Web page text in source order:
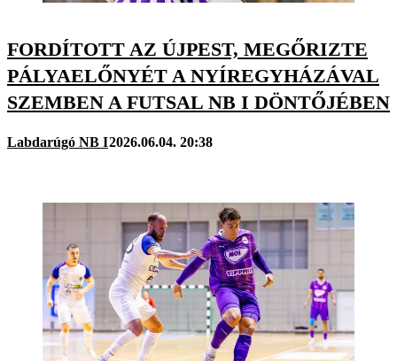
FORDÍTOTT AZ ÚJPEST, MEGŐRIZTE
PÁLYAELŐNYÉT A NYÍREGYHÁZÁVAL
SZEMBEN A FUTSAL NB I DÖNTŐJÉBEN
Labdarúgó NB I2026.06.04. 20:38